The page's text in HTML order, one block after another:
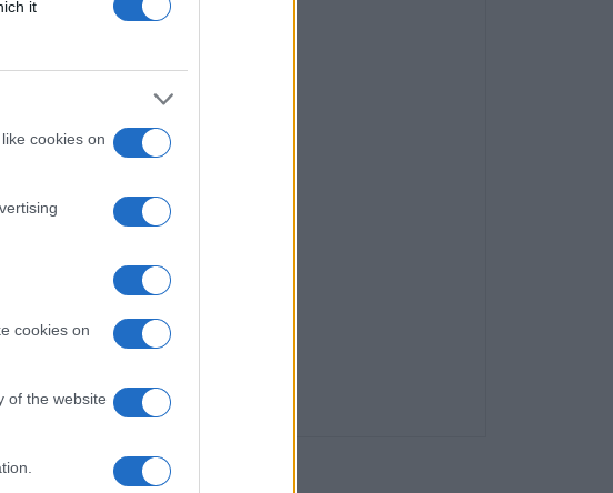
it
cookies on
cookies on
of the website